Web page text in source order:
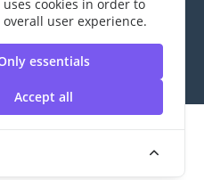
cookies in order to
user experience.
essentials
Accept all
ฒนานักศึกษา | มหาวิทยาลัย
งคลสุวรรณภูมิ